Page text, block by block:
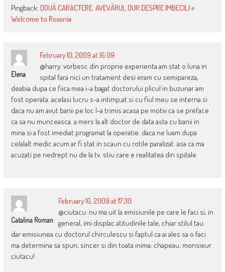
Pingback: DOUĂ CARACTERE. AVEVĂRUL DUR DESPRE IMBECILI «
Welcome to Roxania
Elena
February 10, 2009 at 16:09
@harry: vorbesc din proprie experienta am stat o luna in
spital fara nici un tratament desi eram cu semipareza,
deabia dupa ce fiica mea i-a bagat doctorului plicul in buzunar am
fost operata. acelasi lucru s-a intimp;at si cu fiul meu se interna si
daca nu am avut banii pe loc l-a trimis acasa pe motiv ca se preface
ca sa nu munceasca. a mers la alt doctor de data asta cu banii in
mina si a fost imediat programat la operatie. daca ne luam dupa
celalalt medic acum ar fi stat in scaun cu rotile paralizat. asa ca ma
acuzati pe nedrept nu de la tv. stiu care e realitatea din spitale
Catalina Roman
February 10, 2009 at 17:30
@ciutacu: nu ma uit la emisiunile pe care le faci si, in
general, imi displac atitudinile tale, chiar stilul tau.
dar emisiunea cu doctorul chirculescu si faptul ca ai ales sa o faci
ma determina sa spun, sincer si din toata inima: chapeau, monsieur
ciutacu!